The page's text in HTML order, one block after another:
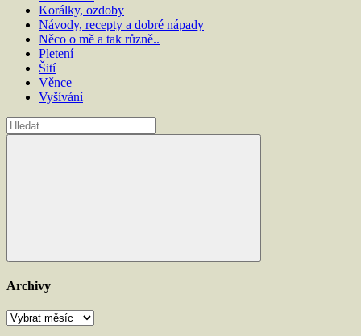
Korálky, ozdoby
Návody, recepty a dobré nápady
Něco o mě a tak různě..
Pletení
Šití
Věnce
Vyšívání
Hledat:
Hledat
Archivy
Archivy